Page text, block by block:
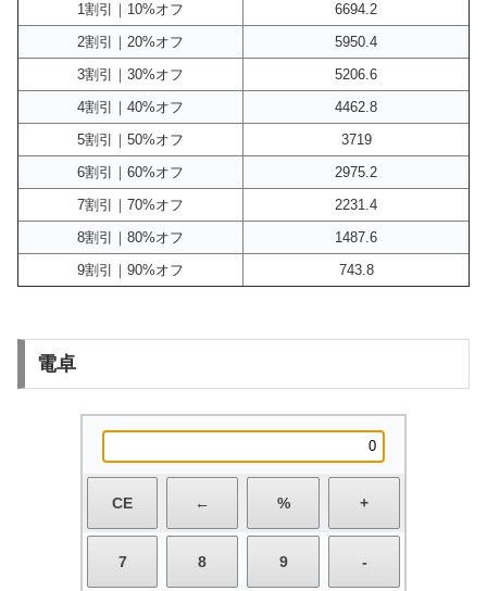
1割引｜10%オフ
6694.2
2割引｜20%オフ
5950.4
3割引｜30%オフ
5206.6
4割引｜40%オフ
4462.8
5割引｜50%オフ
3719
6割引｜60%オフ
2975.2
7割引｜70%オフ
2231.4
8割引｜80%オフ
1487.6
9割引｜90%オフ
743.8
電卓